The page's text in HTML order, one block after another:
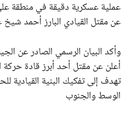
عملية عسكرية دقيقة في منطقة
عن مقتل القيادي البارز أحمد
وأكد البيان الرسمي الصادر عن
أعلن عن مقتل أحد أبرز قادة
تهدف إلى تفكيك البنية القيادية
الوسط والجنوب